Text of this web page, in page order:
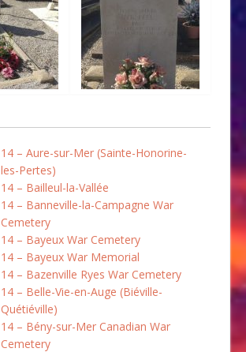
14 – Aure-sur-Mer (Sainte-Honorine-
les-Pertes)
14 – Bailleul-la-Vallée
14 – Banneville-la-Campagne War
Cemetery
14 – Bayeux War Cemetery
14 – Bayeux War Memorial
14 – Bazenville Ryes War Cemetery
14 – Belle-Vie-en-Auge (Biéville-
Quétiéville)
14 – Bény-sur-Mer Canadian War
Cemetery